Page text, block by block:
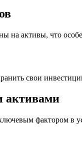
на активы, что
свои
активами
фактором